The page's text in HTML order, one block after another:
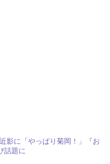
影に「やっぱり菊岡！」『お
話題に